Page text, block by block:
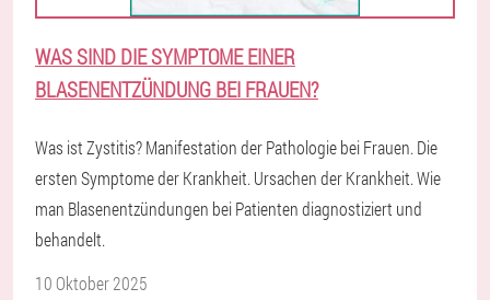
WAS SIND DIE SYMPTOME EINER
BLASENENTZÜNDUNG BEI FRAUEN?
Was ist Zystitis? Manifestation der Pathologie bei Frauen. Die
ersten Symptome der Krankheit. Ursachen der Krankheit. Wie
man Blasenentzündungen bei Patienten diagnostiziert und
behandelt.
10 Oktober 2025